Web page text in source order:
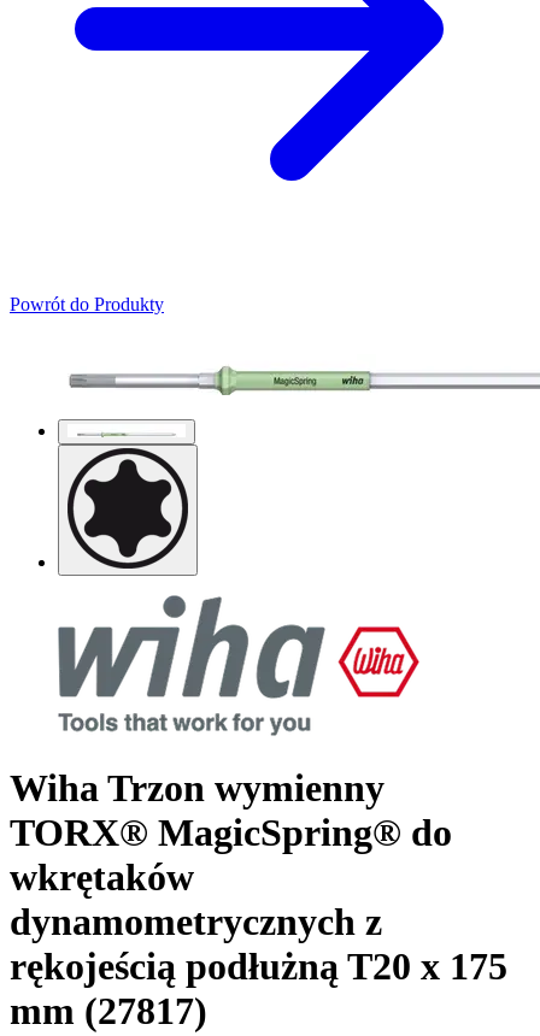
Powrót do Produkty
Wiha Trzon wymienny
TORX® MagicSpring® do
wkrętaków
dynamometrycznych z
rękojeścią podłużną T20 x 175
mm (27817)